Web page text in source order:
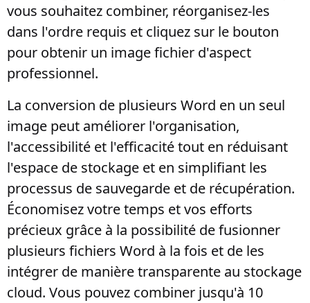
vous souhaitez combiner, réorganisez-les
dans l'ordre requis et cliquez sur le bouton
pour obtenir un image fichier d'aspect
professionnel.
La conversion de plusieurs Word en un seul
image peut améliorer l'organisation,
l'accessibilité et l'efficacité tout en réduisant
l'espace de stockage et en simplifiant les
processus de sauvegarde et de récupération.
Économisez votre temps et vos efforts
précieux grâce à la possibilité de fusionner
plusieurs fichiers Word à la fois et de les
intégrer de manière transparente au stockage
cloud. Vous pouvez combiner jusqu'à 10